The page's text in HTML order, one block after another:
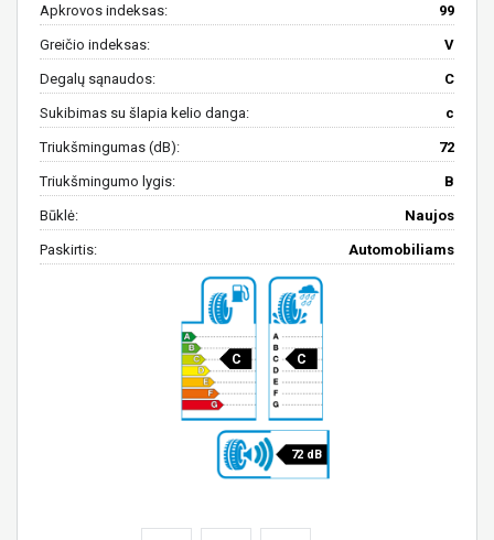
Apkrovos indeksas: 99
Greičio indeksas: V
Degalų sąnaudos: C
Sukibimas su šlapia kelio danga: c
Triukšmingumas (dB): 72
Triukšmingumo lygis: B
Būklė: Naujos
Paskirtis: Automobiliams
C C
72 dB